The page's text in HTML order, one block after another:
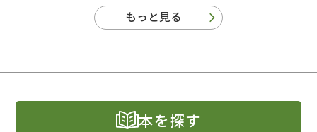
もっと見る
本を探す